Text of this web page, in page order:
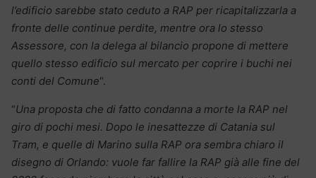
l’edificio sarebbe stato ceduto a RAP per ricapitalizzarla a
fronte delle continue perdite, mentre ora lo stesso
Assessore, con la delega al bilancio propone di mettere
quello stesso edificio sul mercato per coprire i buchi nei
conti del Comune“.
“Una proposta che di fatto condanna a morte la RAP nel
giro di pochi mesi. Dopo le inesattezze di Catania sul
Tram, e quelle di Marino sulla RAP ora sembra chiaro il
disegno di Orlando: vuole far fallire la RAP già alle fine del